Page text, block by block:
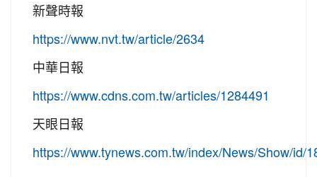
新聲時報
https://www.nvt.tw/article/2634
中華日報
https://www.cdns.com.tw/articles/1284491
天眼日報
https://www.tynews.com.tw/index/News/Show/id/